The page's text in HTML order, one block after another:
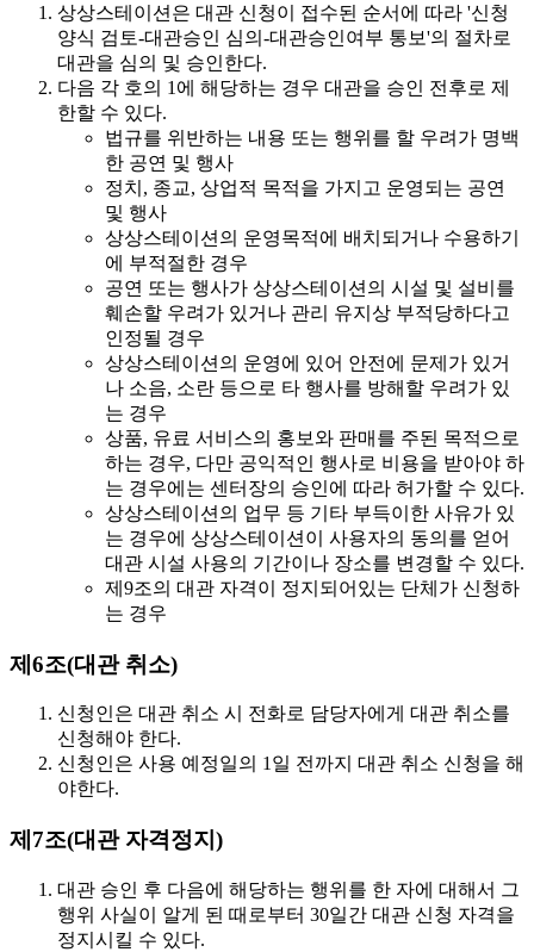
상상스테이션은 대관 신청이 접수된 순서에 따라 '신청
양식 검토-대관승인 심의-대관승인여부 통보'의 절차로
대관을 심의 및 승인한다.
다음 각 호의 1에 해당하는 경우 대관을 승인 전후로 제
한할 수 있다.
법규를 위반하는 내용 또는 행위를 할 우려가 명백
한 공연 및 행사
정치, 종교, 상업적 목적을 가지고 운영되는 공연
및 행사
상상스테이션의 운영목적에 배치되거나 수용하기
에 부적절한 경우
공연 또는 행사가 상상스테이션의 시설 및 설비를
훼손할 우려가 있거나 관리 유지상 부적당하다고
인정될 경우
상상스테이션의 운영에 있어 안전에 문제가 있거
나 소음, 소란 등으로 타 행사를 방해할 우려가 있
는 경우
상품, 유료 서비스의 홍보와 판매를 주된 목적으로
하는 경우, 다만 공익적인 행사로 비용을 받아야 하
는 경우에는 센터장의 승인에 따라 허가할 수 있다.
상상스테이션의 업무 등 기타 부득이한 사유가 있
는 경우에 상상스테이션이 사용자의 동의를 얻어
대관 시설 사용의 기간이나 장소를 변경할 수 있다.
제9조의 대관 자격이 정지되어있는 단체가 신청하
는 경우
제6조(대관 취소)
신청인은 대관 취소 시 전화로 담당자에게 대관 취소를
신청해야 한다.
신청인은 사용 예정일의 1일 전까지 대관 취소 신청을 해
야한다.
제7조(대관 자격정지)
대관 승인 후 다음에 해당하는 행위를 한 자에 대해서 그
행위 사실이 알게 된 때로부터 30일간 대관 신청 자격을
정지 시킬 수 있다.